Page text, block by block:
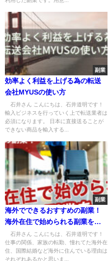
副業
効率よく利益を上げる為の転送
会社MYUSの使い方
石井さん こんにちは、石井道明です！
輸入ビジネスを行っていく上で転送業者は
必須になります。 日本に直接送ることが
できない商品を輸入する...
副業
海外でできるおすすめの副業！
海外在住で始められる副業をご
紹介
石井さん こんにちは、石井道明です！
仕事の関係、家族の転勤、憧れてた海外在
住、国際結婚など海外に住んでいる理由は
それぞれあるかと思いま...